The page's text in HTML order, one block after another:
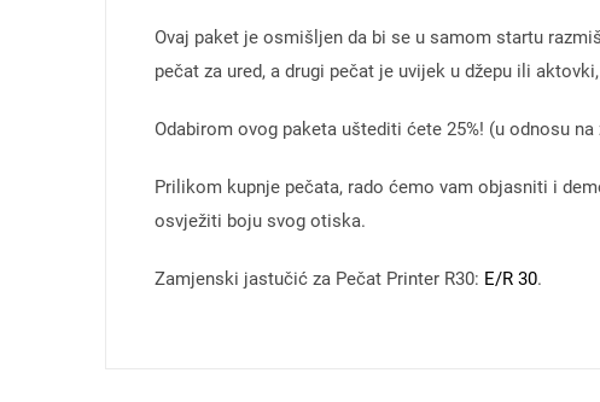
Ovaj paket je osmišljen da bi se u samom startu
pečat za ured, a drugi pečat je uvijek u džepu ili
Odabirom ovog paketa uštediti ćete 25%! (u odnosu
Prilikom kupnje pečata, rado ćemo vam objasniti i
osvježiti boju svog otiska.
Zamjenski jastučić za Pečat Printer R30: E/R 30.